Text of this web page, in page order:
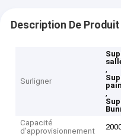
Description De Produit
Surligner
,
,
Capacité
d'approvisionnement